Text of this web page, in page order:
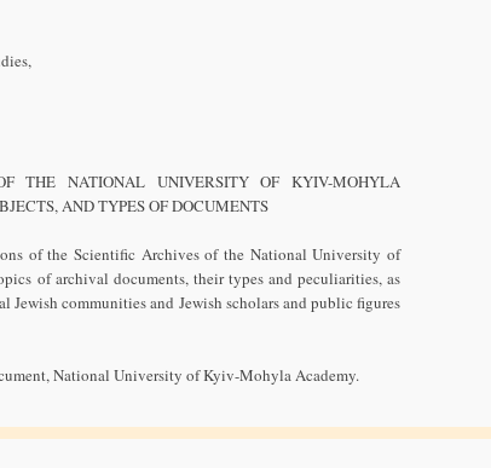
THE NATIONAL UNIVERSITY OF KYIV-MOHYLA
AND TYPES OF DOCUMENTS
of the Scientific Archives of the National University of
of archival documents, their types and peculiarities, as
communities and Jewish scholars and public figures
National University of Kyiv-Mohyla Academy.